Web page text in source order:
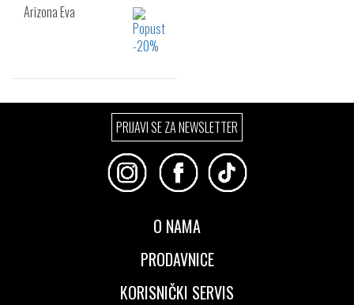
Izaberi željeni broj:
28
31
34
Arizona Eva
PRIJAVI SE ZA NEWSLETTER
O NAMA
PRODAVNICE
KORISNIČKI SERVIS